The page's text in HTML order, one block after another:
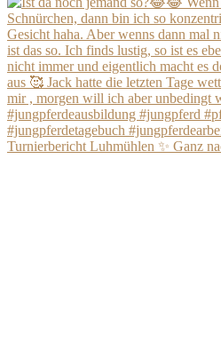
Turnierbericht Luhmühlen ✨ Ganz